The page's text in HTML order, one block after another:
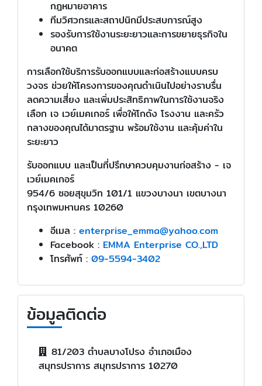
กฎหมายอาคาร
ทีมวิศวกรและสถาปนิกมีประสบการณ์สูง
รองรับการใช้งานระยะยาวและการขยายธุรกิจใน
อนาคต
การเลือกใช้บริการรับออกแบบและก่อสร้างแบบครบ
วงจร ช่วยให้โครงการของคุณดำเนินไปอย่างราบรื่น
ลดความเสี่ยง และเพิ่มประสิทธิภาพในการใช้งานจริง
เลือก เจ เวย์เมคเกอร์ เพื่อให้โกดัง โรงงาน และครัว
กลางของคุณได้มาตรฐาน พร้อมใช้งาน และคุ้มค่าใน
ระยะยาว
รับออกแบบ และเป็นที่ปรึกษาควบคุมงานก่อสร้าง - เจ
เวย์เมคเกอร์
954/6 ซอยสุขุมวิท 101/1 แขวงบางนา เขตบางนา
กรุงเทพมหานคร 10260
อีเมล : enterprise_emma@yahoo.com
Facebook : EMMA Enterprise CO.,LTD
โทรศัพท์ : 09-5594-3402
ข้อมูลติดต่อ
81/203 ตำบลบางโปรง อำเภอเมือง
สมุทรปราการ สมุทรปราการ 10270